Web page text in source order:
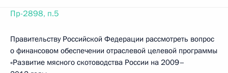
Пр-2898, п.5
Правительству Российской Федерации рассмотреть вопрос
о финансовом обеспечении отраслевой целевой программы
«Развитие мясного скотоводства России на 2009–